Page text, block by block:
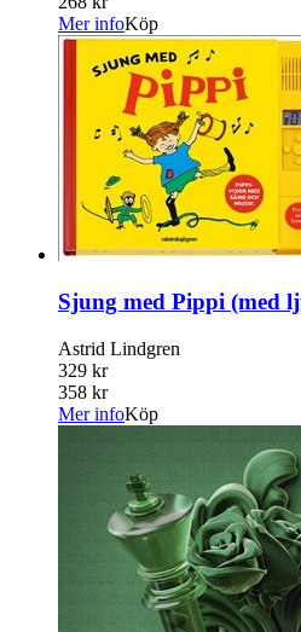
Mer infoKöp
Sjung med Pippi (med
Astrid Lindgren
329 kr
358 kr
Mer infoKöp